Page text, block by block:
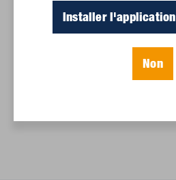
(Sur) vivre ensemble
Installer l'application
Non